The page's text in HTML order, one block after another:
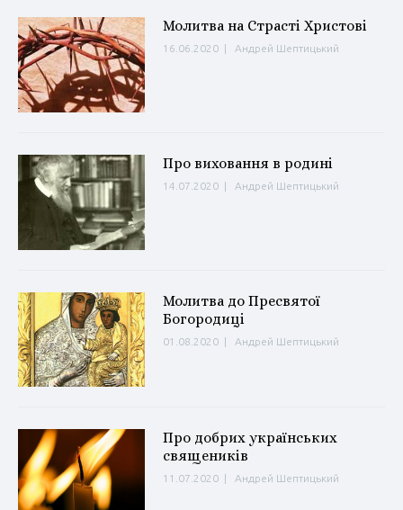
Молитва на Страсті Христові
16.06.2020 Андрей Шептицький
Про виховання в родині
14.07.2020 | Андрей Шептицький
Молитва до Пресвятої
Богородиці
01.08.2020 | Андрей Шептицький
Про добрих українських
священиків
11.07.2020 Андрей Шептицький